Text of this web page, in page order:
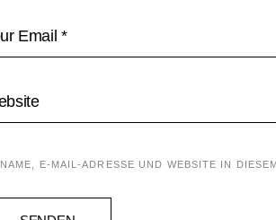
NAME, E-MAIL-ADRESSE UND WEBSITE IN